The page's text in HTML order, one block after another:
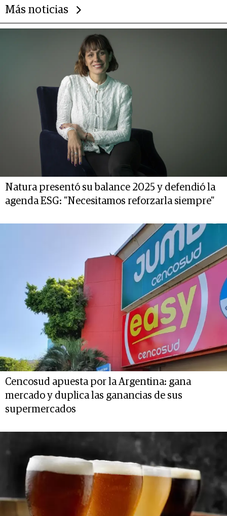
Más noticias
Natura presentó su balance 2025 y defendió la
agenda ESG: "Necesitamos reforzarla siempre"
Cencosud apuesta por la Argentina: gana
mercado y duplica las ganancias de sus
supermercados